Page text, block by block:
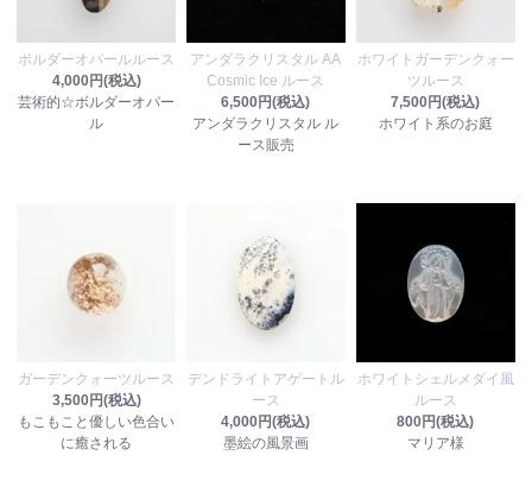
ボルダーオパールルース
4,000円(税込)
芸術的☆ボルダーオパー
ル
アンダラクリスタル AA
Cosmic Ice ルース
6,500円(税込)
アンダラクリスタル ル
ース販売
ホワイトガーデンクォー
ツルース
7,500円(税込)
ホワイト系のお庭
ガーデンクォーツルース
3,500円(税込)
もこもこと優しい色合い
に癒される
デンドライトアゲートル
ース
4,000円(税込)
墨絵の風景画
ホワイトシェルメダイ風
ルース
800円(税込)
マリア様